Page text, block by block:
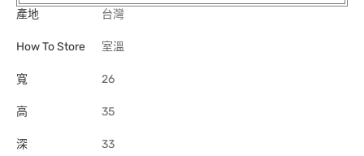
產地
台灣
How To Store 室溫
寬 26
高 35
深 33